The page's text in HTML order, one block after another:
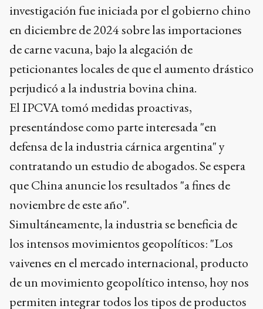
investigación fue iniciada por el gobierno chino
en diciembre de 2024 sobre las importaciones
de carne vacuna, bajo la alegación de
peticionantes locales de que el aumento drástico
perjudicó a la industria bovina china.
El IPCVA tomó medidas proactivas,
presentándose como parte interesada "en
defensa de la industria cárnica argentina" y
contratando un estudio de abogados. Se espera
que China anuncie los resultados "a fines de
noviembre de este año".
Simultáneamente, la industria se beneficia de
los intensos movimientos geopolíticos: "Los
vaivenes en el mercado internacional, producto
de un movimiento geopolítico intenso, hoy nos
permiten integrar todos los tipos de productos